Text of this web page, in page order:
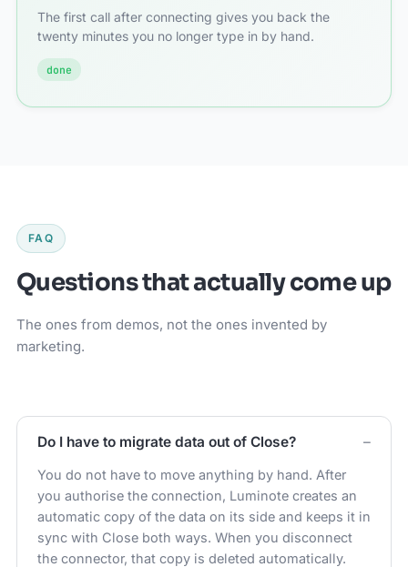
The first call after connecting gives you back the
twenty minutes you no longer type in by hand.
done
FAQ
Questions that actually come up
The ones from demos, not the ones invented by
marketing.
Do I have to migrate data out of Close?
You do not have to move anything by hand. After
you authorise the connection, Luminote creates an
automatic copy of the data on its side and keeps it in
sync with Close both ways. When you disconnect
the connector, that copy is deleted automatically.